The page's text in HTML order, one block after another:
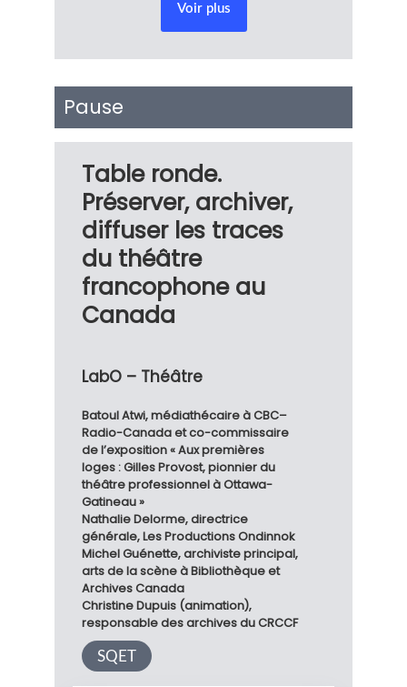
Voir plus
Pause
Table ronde.
Préserver, archiver,
diffuser les traces
du théâtre
francophone au
Canada
LabO – Théâtre
Batoul Atwi, médiathécaire à CBC–
Radio-Canada et co-commissaire
de l’exposition « Aux premières
loges : Gilles Provost, pionnier du
théâtre professionnel à Ottawa-
Gatineau »
Nathalie Delorme, directrice
générale, Les Productions Ondinnok
Michel Guénette, archiviste principal,
arts de la scène à Bibliothèque et
Archives Canada
Christine Dupuis (animation),
responsable des archives du CRCCF
SQET